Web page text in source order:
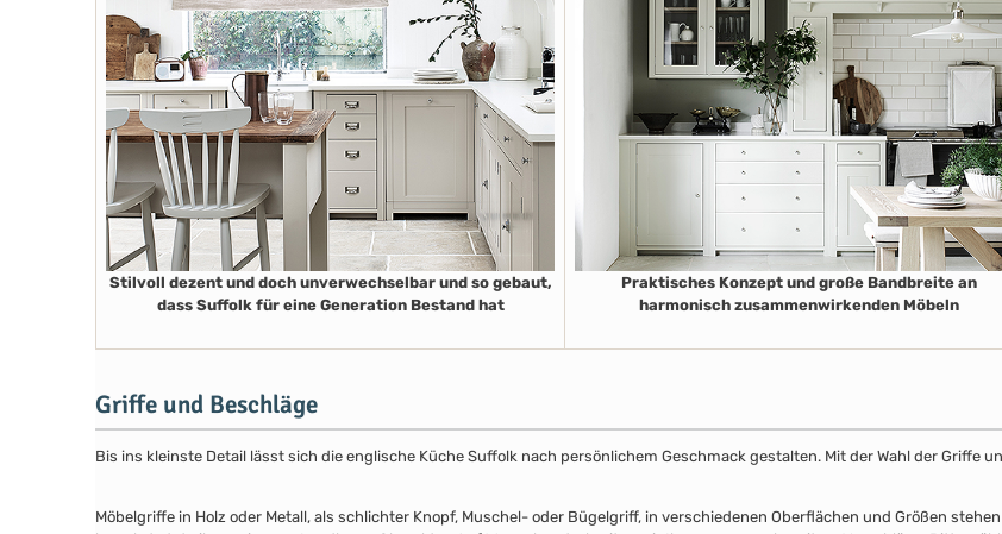
Stilvoll dezent und doch unverwechselbar und so gebaut,
dass Suffolk für eine Generation Bestand hat
Praktisches Konzept und große Bandbreite an
harmonisch zusammenwirkenden Möbeln
Griffe und Beschläge
Bis ins kleinste Detail lässt sich die englische Küche Suffolk nach persönlichem Geschmack gestalten. Mit der Wahl der Griffe
Möbelgriffe in Holz oder Metall, als schlichter Knopf, Muschel- oder Bügelgriff, in verschiedenen Oberflächen und Größen